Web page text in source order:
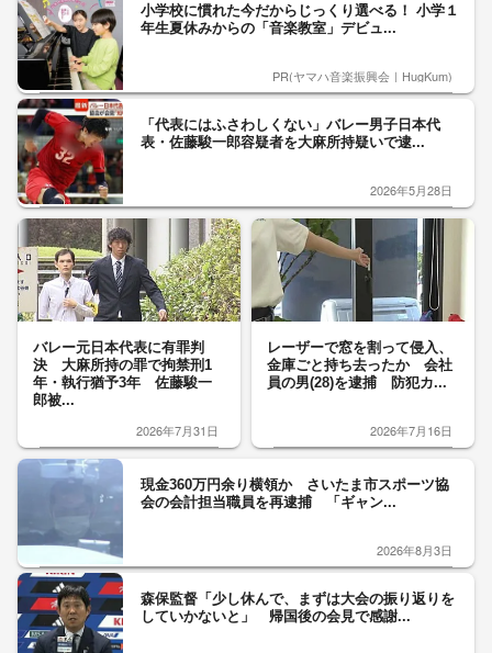
小学校に慣れた今だからじっくり選べる！ 小学１
年生夏休みからの「音楽教室」デビュ...
PR(ヤマハ音楽振興会｜HugKum)
「代表にはふさわしくない」バレー男子日本代
表・佐藤駿一郎容疑者を大麻所持疑いで逮...
2026年5月28日
バレー元日本代表に有罪判
決 大麻所持の罪で拘禁刑1
年・執行猶予3年 佐藤駿一
郎被...
2026年7月31日
レーザーで窓を割って侵入、
金庫ごと持ち去ったか 会社
員の男(28)を逮捕 防犯カ...
2026年7月16日
現金360万円余り横領か さいたま市スポーツ協
会の会計担当職員を再逮捕 「ギャン...
2026年8月3日
森保監督「少し休んで、まずは大会の振り返りを
していかないと」 帰国後の会見で感謝...